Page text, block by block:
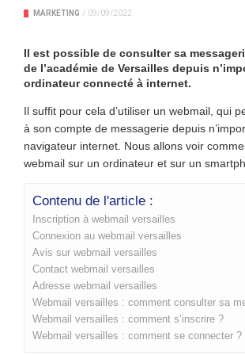
MARKETING / 09/09/2022
Il est possible de consulter sa
de l’académie de Versailles depuis
ordinateur connecté à internet.
Il suffit pour cela d’utiliser un webmail, qui
à son compte de messagerie depuis
navigateur internet. Nous allons voir
webmail sur un ordinateur et sur un
Contenu de l'article :
Inscription à webmail versailles
Connexion au webmail versailles
Avis sur webmail versailles
Contact webmail versailles
Adresse webmail versailles
Webmail versailles : comment consulter sa
Webmail versailles : comment s’inscrire ?
Webmail versailles : comment se connecter ?